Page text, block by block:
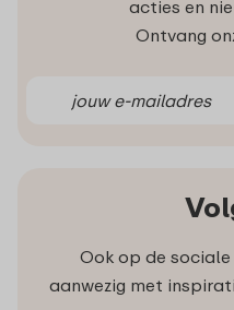
acties en
Ontvang
Ook op de
aanwezig met